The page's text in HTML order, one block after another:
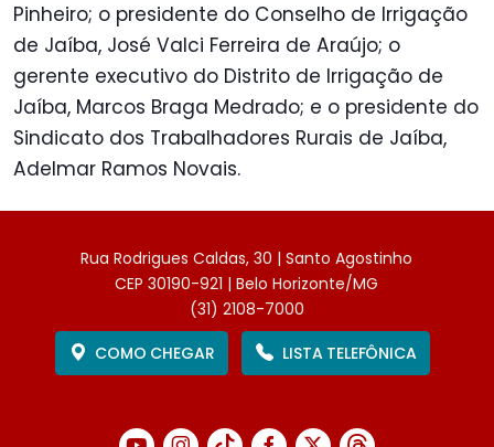
Pinheiro; o presidente do Conselho de Irrigação
de Jaíba, José Valci Ferreira de Araújo; o
gerente executivo do Distrito de Irrigação de
Jaíba, Marcos Braga Medrado; e o presidente do
Sindicato dos Trabalhadores Rurais de Jaíba,
Adelmar Ramos Novais.
Rua Rodrigues Caldas, 30 | Santo Agostinho
CEP 30190-921 | Belo Horizonte/MG
(31) 2108-7000
COMO CHEGAR
LISTA TELEFÔNICA